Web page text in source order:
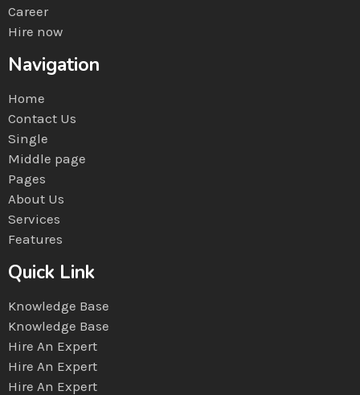
Career
Hire now
Navigation
Home
Contact Us
Single
Middle page
Pages
About Us
Services
Features
Quick Link
Knowledge Base
Knowledge Base
Hire An Expert
Hire An Expert
Hire An Expert